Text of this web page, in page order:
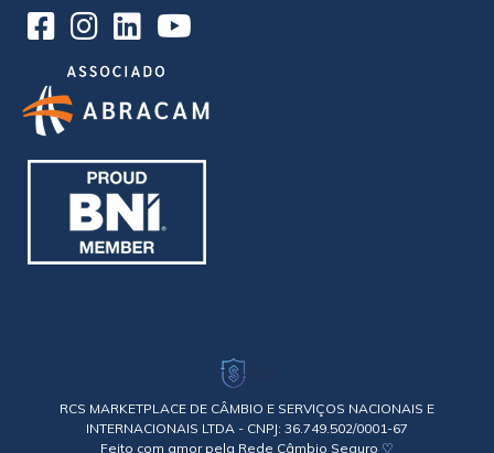
RCS MARKETPLACE DE CÂMBIO E SERVIÇOS NACIONAIS E
INTERNACIONAIS LTDA - CNPJ: 36.749.502/0001-67
Feito com amor pela Rede Câmbio Seguro ♡